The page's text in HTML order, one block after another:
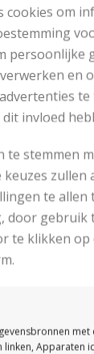
cookies om
persoonlijke
en
invloed
te stemmen
keuzes
te
door gebruik
te klikken
linken, Apparaten